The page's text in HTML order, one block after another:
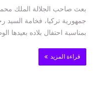
بعث صاحب الجلالة الملك
جمهورية تركيا، فخامة
بمناسبة احتفال بلاده بعيدها
قراءة المزيد